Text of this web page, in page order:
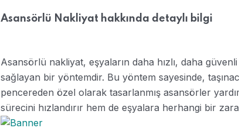
Asansörlü Nakliyat hakkında detaylı bilgi
Asansörlü nakliyat, eşyaların daha hızlı, daha
sağlayan bir yöntemdir. Bu yöntem sayesinde,
pencereden özel olarak tasarlanmış asansörler
sürecini hızlandırır hem de eşyalara herhangi bir